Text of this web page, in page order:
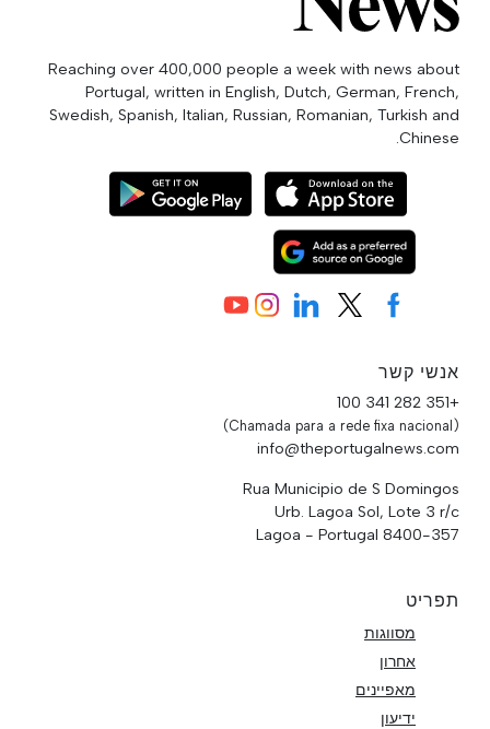
Reaching over 400,000 people a week with news about
Portugal, written in English, Dutch, German, French,
Swedish, Spanish, Italian, Russian, Romanian, Turkish and
Chinese.
אנשי קשר
+351 282 341 100
(Chamada para a rede fixa nacional)
info@theportugalnews.com
Rua Municipio de S Domingos
Urb. Lagoa Sol, Lote 3 r/c
8400-357 Lagoa - Portugal
תפריט
מסווגות
אחרון
מאפיינים
ידיעון